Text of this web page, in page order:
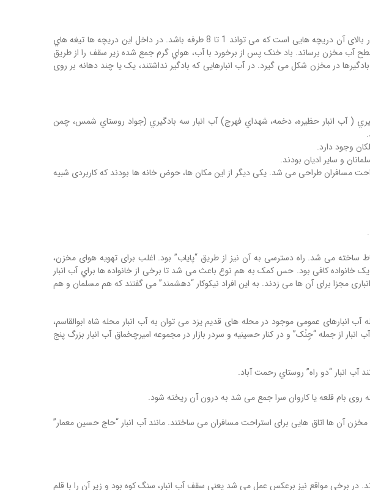
بادگیرها در اشکال مختلف نقش اصلی خنک کردن آب انبارها و نیز منازل را به عهده داشتند. بادگیر دارای یک ستون و در بالای آن دریچه هایی است که می تواند 1 تا 8 طرفه باشد. در داخل این دریچه ها تیغه هاي
آب مخزن برساند. باد خنک پس از برخورد با آب، هواي گرم جمع شده زیر سقف را از طریق
در مخزن شکل می گیرد. در آب انبارهایی که بادگیر نداشتند، یک یا چند دهانه بر روی
( آب انبار حظیره، دخمه، شهداي فهرج) آب انبار سه بادگیري (جواد روستاي شمس، چمن
و سایر ادیان بودند.
مسافران طراحی می شد. یکی دیگر از این مکان ها، حوض خانه ها بودند که کاربردی شبیه
ساخته می شد. راه دسترسی به آن نیز از طریق “پایاب” بود. اغلب برای تهویه هوای مخزن،
خانواده کافی بود. حس کمک به هم نوع باعث می شد تا برخی از خانواده ها براي آب انبار
مجزا برای آن ها می زدند. به این افراد نیکوکار “دهشمند” می گفتند که هم مسلمان و هم
انبارهای عمومی موجود در محله های قدیم یزد می توان به آب انبار محله شاه ابوالقاسم،
از جمله “جِنُک” و در کنار حسینیه و سردر بازار در مجموعه امیرچخماق آب انبار بزرگ پنج
آب انبار “دو راه” روستاي رحمت آباد.
روی بام قلعه یا کاروان سرا جمع می شد به درون آن ریخته شود.
آن ها اتاق هایی برای استراحت مسافران می ساختند. مانند آب انبار “حاج حسین معمار”
برخی مواقع نیز برعکس عمل می شد یعنی سقف آب انبار، سنگ کوه بود و زیر آن را با قلم